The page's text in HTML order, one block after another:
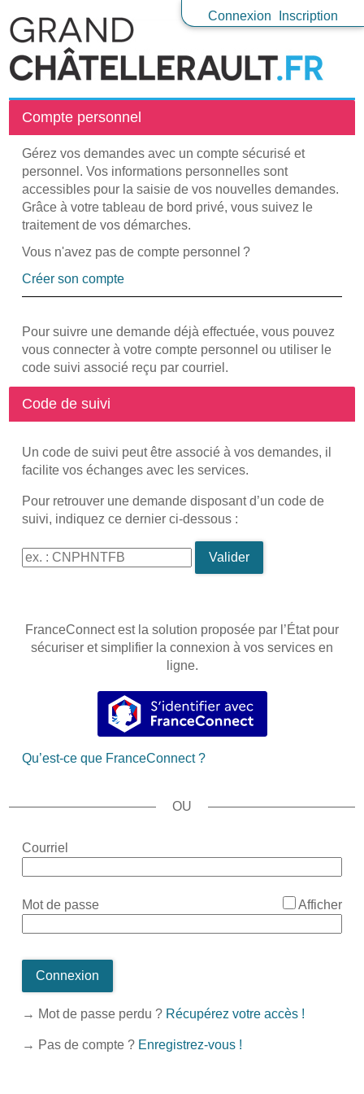
Connexion Inscription
Compte personnel
Gérez vos demandes avec un compte sécurisé et
personnel. Vos informations personnelles sont
accessibles pour la saisie de vos nouvelles demandes.
Grâce à votre tableau de bord privé, vous suivez le
traitement de vos démarches.
Vous n'avez pas de compte personnel ?
Créer son compte
Pour suivre une demande déjà effectuée, vous pouvez
vous connecter à votre compte personnel ou utiliser le
code suivi associé reçu par courriel.
Code de suivi
Un code de suivi peut être associé à vos demandes, il
facilite vos échanges avec les services.
Pour retrouver une demande disposant d’un code de
suivi, indiquez ce dernier ci-dessous :
Code de suivi
Valider
FranceConnect est la solution proposée par l’État pour
sécuriser et simplifier la connexion à vos services en
ligne.
S’identifier avec
Qu’est-ce que FranceConnect ?
Courriel
Mot de passe Afficher
Connexion
→ Mot de passe perdu ? Récupérez votre accès !
→ Pas de compte ? Enregistrez-vous !